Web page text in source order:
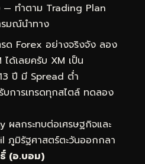
— ทำตาม Trading Plan
รมณ์นำทาง
ด Forex อย่างจริงจัง ลอง
ด้เลยครับ XM เป็น
ปี มี Spread ต่ำ
การเทรดทุกสไตล์ ทดลอง
ผลกระทบต่อเศรษฐกิจและ
ภูมิรัฐศาสตร์ตะวันออกกลา
(อ.บอม)